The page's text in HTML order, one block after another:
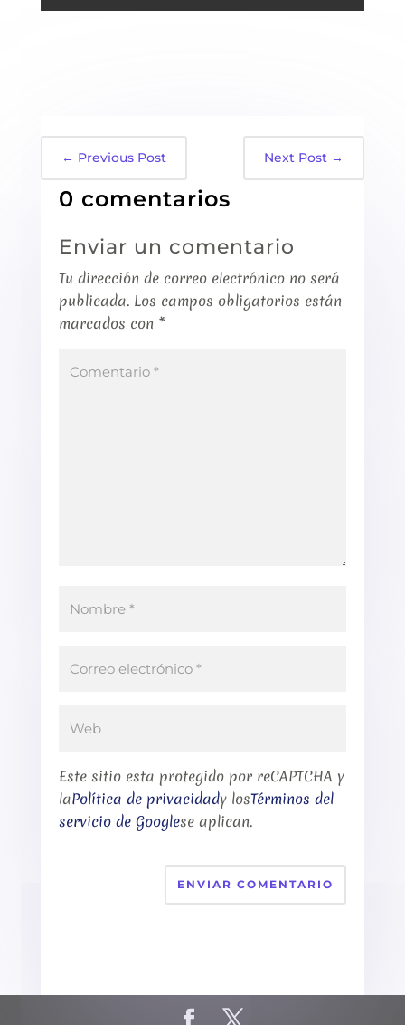
← Previous Post Next Post →
0 comentarios
Enviar un comentario
Tu dirección de correo electrónico no será
publicada. Los campos obligatorios están
marcados con *
Este sitio esta protegido por reCAPTCHA y
laPolítica de privacidady losTérminos del
servicio de Googlese aplican.
ENVIAR COMENTARIO